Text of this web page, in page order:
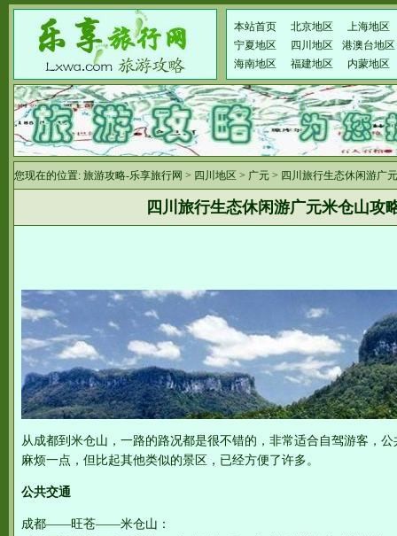
本站首页 北京地区
上海地区
宁夏地区
四川地区
港澳台地区
海南地区
福建地区 内蒙地区
您现在的位置: 旅游攻略-乐享旅行网 > 四川地区 > 广元 > 四川旅行生态休闲游广
四川旅行生态休闲游广元米仓山攻
从成都到米仓山，一路的路况都是很不错的，非常适合自驾游客，
麻烦一点，但比起其他类似的景区，已经方便了许多。
公共交通
成都——旺苍——米仓山：